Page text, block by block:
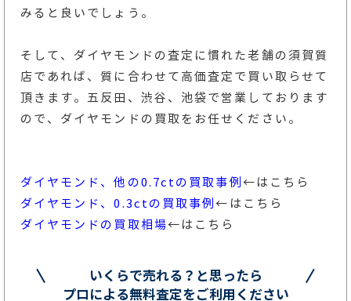
みると良いでしょう。
そして、ダイヤモンドの査定に慣れた老舗の須賀質
店であれば、質に合わせて高価査定で買い取らせて
頂きます。五反田、渋谷、池袋で営業しております
ので、ダイヤモンドの買取をお任せください。
ダイヤモンド、他の0.7ctの買取事例 ←はこちら
ダイヤモンド、0.3ctの買取事例←はこちら
ダイヤモンドの買取相場←はこちら
いくらで売れる？と思ったら
プロによる無料査定をご利用ください